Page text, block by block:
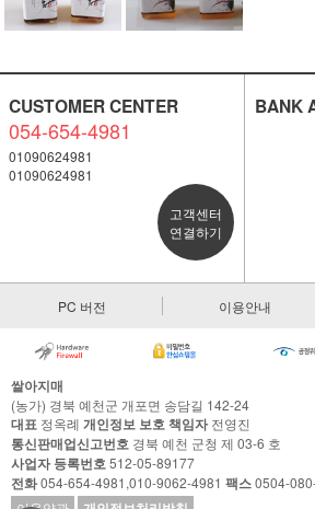
CUSTOMER CENTER
054-654-4981
01090624981
01090624981
고객센터
연결하기
BANK
PC 버전 이용안내
쌀아지매
(농가) 경북 예천군 개포면 송담길 142-24
대표 정옥례 개인정보 보호 책임자전영진
통신판매업신고번호 경북 예천 군청 제 03-6 호
사업자 등록번호512-05-89177
전화054-654-4981,010-9062-4981 팩스0504-